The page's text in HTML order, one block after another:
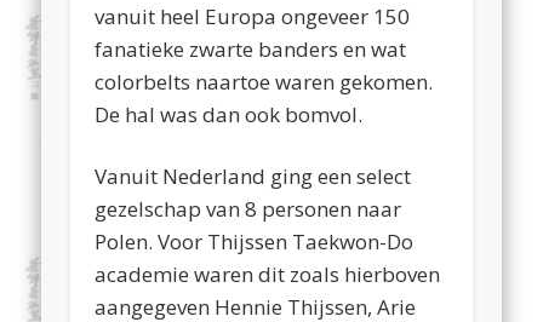
vanuit heel Europa ongeveer 150
fanatieke zwarte banders en wat
colorbelts naartoe waren gekomen.
De hal was dan ook bomvol.
Vanuit Nederland ging een select
gezelschap van 8 personen naar
Polen. Voor Thijssen Taekwon-Do
academie waren dit zoals hierboven
aangegeven Hennie Thijssen, Arie